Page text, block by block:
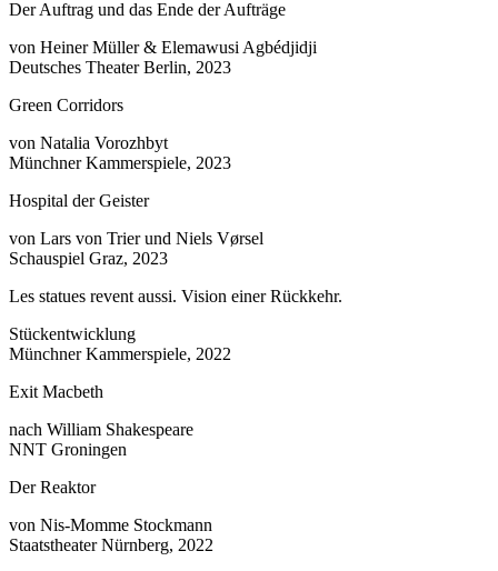
Der Auftrag und das Ende der Aufträge
von Heiner Müller & Elemawusi Agbédjidji
Deutsches Theater Berlin, 2023
Green Corridors
von Natalia Vorozhbyt
Münchner Kammerspiele, 2023
Hospital der Geister
von Lars von Trier und Niels Vørsel
Schauspiel Graz, 2023
Les statues revent aussi. Vision einer Rückkehr.
Stückentwicklung
Münchner Kammerspiele, 2022
Exit Macbeth
nach William Shakespeare
NNT Groningen
Der Reaktor
von Nis-Momme Stockmann
Staatstheater Nürnberg, 2022